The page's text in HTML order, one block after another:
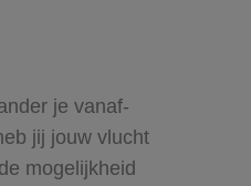
je vanaf-
jij jouw vlucht
mogelijkheid